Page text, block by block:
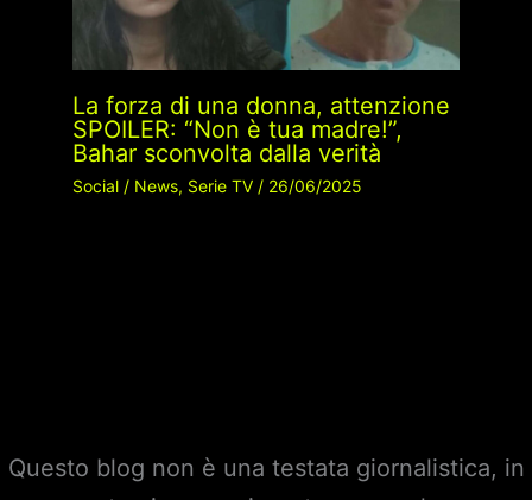
La forza di una donna, attenzione
SPOILER: “Non è tua madre!”,
Bahar sconvolta dalla verità
Social/ News, Serie TV/ 26/06/2025
Questo blog non è una testata giornalistica, in